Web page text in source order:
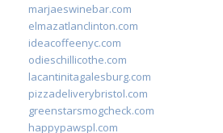
marjaeswinebar.com
elmazatlanclinton.com
ideacoffeenyc.com
odieschillicothe.com
lacantinitagalesburg.com
pizzadeliverybristol.com
greenstarsmogcheck.com
happypawspl.com